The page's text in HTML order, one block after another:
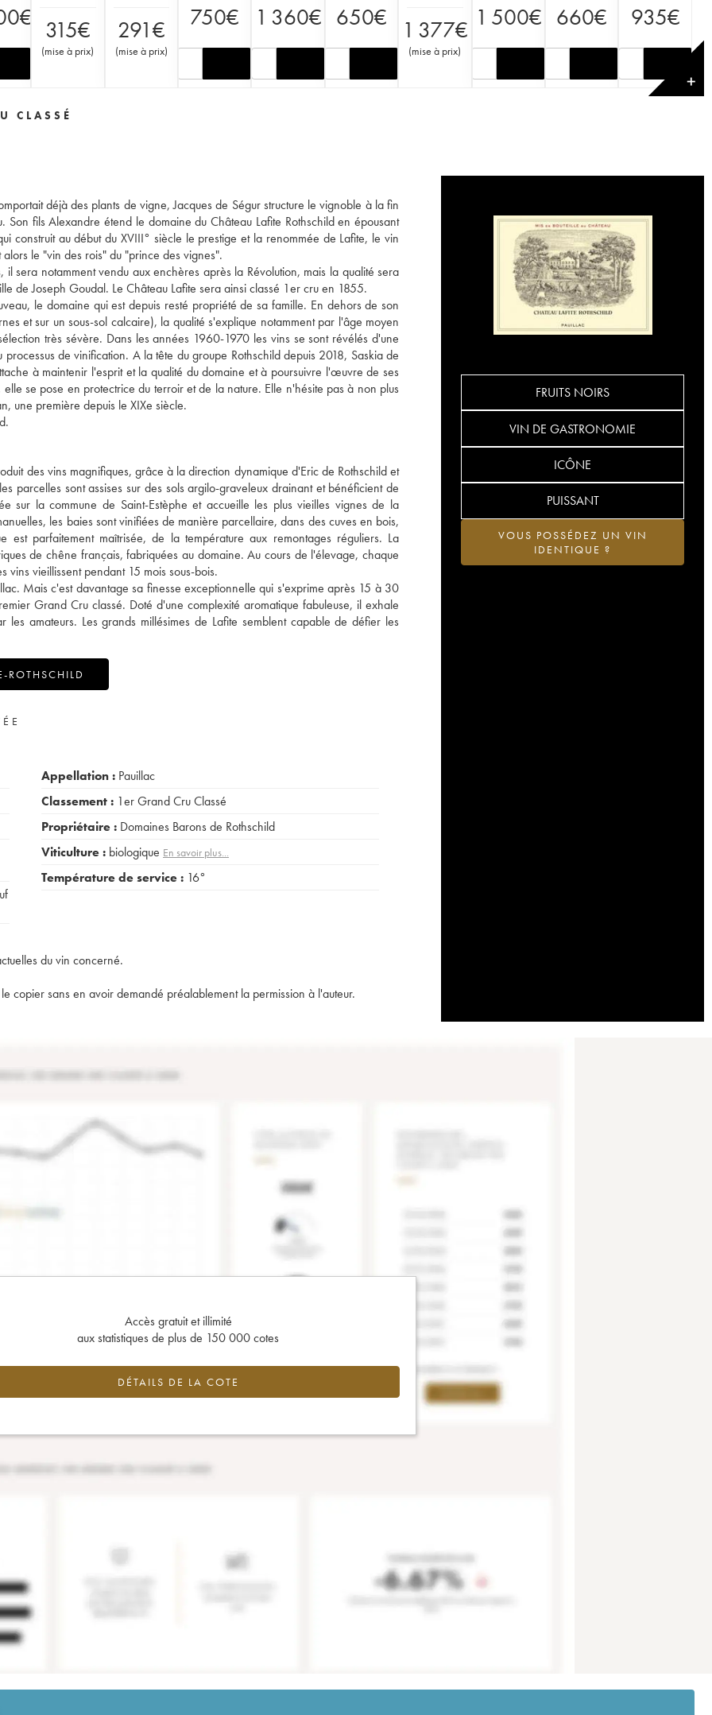
€ 315€
(mise à prix)
291€
(mise à prix)
750€ 1 360€ 650€ 1 377€
(mise à prix)
1 500€ 660€ 935€
✕
CLASSÉ
déjà des plants de vigne, Jacques de Ségur structure le vignoble à la fin
fils Alexandre étend le domaine du Château Lafite Rothschild en épousant
au début du XVIII° siècle le prestige et la renommée de Lafite, le vin
le "vin des rois" du "prince des vignes".
sera notamment vendu aux enchères après la Révolution, mais la qualité sera
de Joseph Goudal. Le Château Lafite sera ainsi classé 1er cru en 1855.
le domaine qui est depuis resté propriété de sa famille. En dehors de son
et sur un sous-sol calcaire), la qualité s'explique notamment par l'âge moyen
très sévère. Dans les années 1960-1970 les vins se sont révélés d'une
de vinification. A la tête du groupe Rothschild depuis 2018, Saskia de
à maintenir l'esprit et la qualité du domaine et à poursuivre l'œuvre de ses
se pose en protectrice du terroir et de la nature. Elle n'hésite pas à non plus
une première depuis le XIXe siècle.
des vins magnifiques, grâce à la direction dynamique d'Eric de Rothschild et
parcelles sont assises sur des sols argilo-graveleux drainant et bénéficient de
sur la commune de Saint-Estèphe et accueille les plus vieilles vignes de la
les baies sont vinifiées de manière parcellaire, dans des cuves en bois,
parfaitement maîtrisée, de la température aux remontages réguliers. La
de chêne français, fabriquées au domaine. Au cours de l'élevage, chaque
vieillissent pendant 15 mois sous-bois.
Mais c'est davantage sa finesse exceptionnelle qui s'exprime après 15 à 30
Grand Cru classé. Doté d'une complexité aromatique fabuleuse, il exhale
amateurs. Les grands millésimes de Lafite semblent capable de défier les
ROTHSCHILD
FRUITS NOIRS
VIN DE GASTRONOMIE
ICÔNE
PUISSANT
VOUS POSSÉDEZ UN VIN
IDENTIQUE ?
Appellation : Pauillac
Classement : 1er Grand Cru Classé
Propriétaire : Domaines Barons de Rothschild
Viticulture : biologique En savoir plus...
Température de service : 16°
du vin concerné.
copier sans en avoir demandé préalablement la permission à l'auteur.
Accès gratuit et illimité
aux statistiques de plus de 150 000 cotes
DÉTAILS DE LA COTE